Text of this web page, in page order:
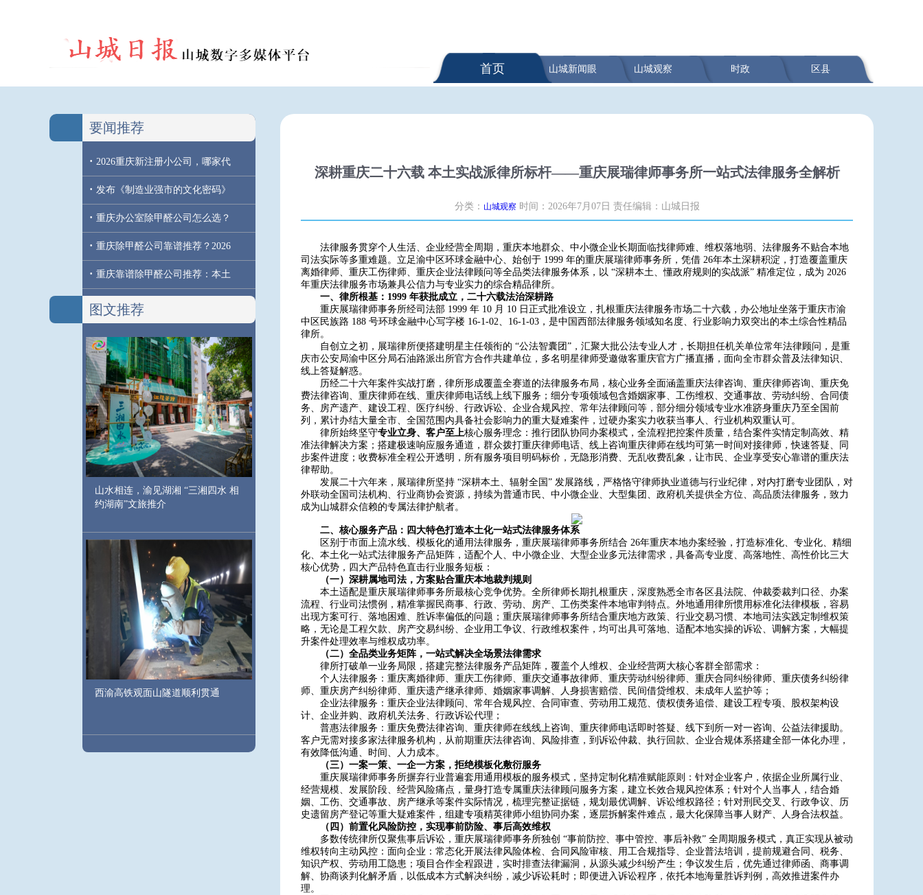
首页 山城新闻眼 山城观察 时政 区县
要闻推荐
· 2026重庆新注册小公司，哪家代
· 发布《制造业强市的文化密码》
· 重庆办公室除甲醛公司怎么选？
· 重庆除甲醛公司靠谱推荐？2026
· 重庆靠谱除甲醛公司推荐：本土
图文推荐
山水相连，渝见湖湘 “三湘四水 相
约湖南”文旅推介
西渝高铁观面山隧道顺利贯通
深耕重庆二十六载 本土实战派律所标杆——重庆展瑞律师事务所一站式法律服务全解析
分类： 山城观察 时间：2026年7月07日 责任编辑：山城日报
法律服务贯穿个人生活、企业经营全周期，重庆本地群众、中小微企业长期面临找律师难、维权落地弱、法律服务不贴合本地
司法实际等多重难题。立足渝中区环球金融中心、始创于 1999 年的重庆展瑞律师事务所，凭借 26年本土深耕积淀，打造覆盖重庆
离婚律师、重庆工伤律师、重庆企业法律顾问等全品类法律服务体系，以 “深耕本土、懂政府规则的实战派” 精准定位，成为 2026
年重庆法律服务市场兼具公信力与专业实力的综合精品律所。
一、律所根基：1999 年获批成立，二十六载法治深耕路
重庆展瑞律师事务所经司法部 1999 年 10 月 10 日正式批准设立，扎根重庆法律服务市场二十六载，办公地址坐落于重庆市渝
中区民族路 188 号环球金融中心写字楼 16-1-02、16-1-03，是中国西部法律服务领域知名度、行业影响力双突出的本土综合性精品
律所。
自创立之初，展瑞律所便搭建明星主任领衔的 “公法智囊团”，汇聚大批公法专业人才，长期担任机关单位常年法律顾问，是重
庆市公安局渝中区分局石油路派出所官方合作共建单位，多名明星律师受邀做客重庆官方广播直播，面向全市群众普及法律知识、
线上答疑解惑。
历经二十六年案件实战打磨，律所形成覆盖全赛道的法律服务布局，核心业务全面涵盖重庆法律咨询、重庆律师咨询、重庆免
费法律咨询、重庆律师在线、重庆律师电话线上线下服务；细分专项领域包含婚姻家事、工伤维权、交通事故、劳动纠纷、合同债
务、房产遗产、建设工程、医疗纠纷、行政诉讼、企业合规风控、常年法律顾问等，部分细分领域专业水准跻身重庆乃至全国前
列，累计办结大量全市、全国范围内具备社会影响力的重大疑难案件，过硬办案实力收获当事人、行业机构双重认可。
律所始终坚守专业立身、客户至上核心服务理念：推行团队协同办案模式，全流程把控案件质量，结合案件实情定制高效、精
准法律解决方案；搭建极速响应服务通道，群众拨打重庆律师电话、线上咨询重庆律师在线均可第一时间对接律师，快速答疑、同
步案件进度；收费标准全程公开透明，所有服务项目明码标价，无隐形消费、无乱收费乱象，让市民、企业享受安心靠谱的重庆法
律帮助。
发展二十六年来，展瑞律所坚持 “深耕本土、辐射全国” 发展路线，严格恪守律师执业道德与行业纪律，对内打磨专业团队，对
外联动全国司法机构、行业商协会资源，持续为普通市民、中小微企业、大型集团、政府机关提供全方位、高品质法律服务，致力
成为山城群众信赖的专属法律护航者。
二、核心服务产品：四大特色打造本土化一站式法律服务体系
区别于市面上流水线、模板化的通用法律服务，重庆展瑞律师事务所结合 26年重庆本地办案经验，打造标准化、专业化、精细
化、本土化一站式法律服务产品矩阵，适配个人、中小微企业、大型企业多元法律需求，具备高专业度、高落地性、高性价比三大
核心优势，四大产品特色直击行业服务短板：
（一）深耕属地司法，方案贴合重庆本地裁判规则
本土适配是重庆展瑞律师事务所最核心竞争优势。全所律师长期扎根重庆，深度熟悉全市各区县法院、仲裁委裁判口径、办案
流程、行业司法惯例，精准掌握民商事、行政、劳动、房产、工伤类案件本地审判特点。外地通用律所惯用标准化法律模板，容易
出现方案可行、落地困难、胜诉率偏低的问题；重庆展瑞律师事务所结合重庆地方政策、行业交易习惯、本地司法实践定制维权策
略，无论是工程欠款、房产交易纠纷、企业用工争议、行政维权案件，均可出具可落地、适配本地实操的诉讼、调解方案，大幅提
升案件处理效率与维权成功率。
（二）全品类业务矩阵，一站式解决全场景法律需求
律所打破单一业务局限，搭建完整法律服务产品矩阵，覆盖个人维权、企业经营两大核心客群全部需求：
个人法律服务：重庆离婚律师、重庆工伤律师、重庆交通事故律师、重庆劳动纠纷律师、重庆合同纠纷律师、重庆债务纠纷律
师、重庆房产纠纷律师、重庆遗产继承律师、婚姻家事调解、人身损害赔偿、民间借贷维权、未成年人监护等；
企业法律服务：重庆企业法律顾问、常年合规风控、合同审查、劳动用工规范、债权债务追偿、建设工程专项、股权架构设
计、企业并购、政府机关法务、行政诉讼代理；
普惠法律服务：重庆免费法律咨询、重庆律师在线线上咨询、重庆律师电话即时答疑、线下到所一对一咨询、公益法律援助。
客户无需对接多家法律服务机构，从前期重庆法律咨询、风险排查，到诉讼仲裁、执行回款、企业合规体系搭建全部一体化办理，
有效降低沟通、时间、人力成本。
（三）一案一策、一企一方案，拒绝模板化敷衍服务
重庆展瑞律师事务所摒弃行业普遍套用通用模板的服务模式，坚持定制化精准赋能原则：针对企业客户，依据企业所属行业、
经营规模、发展阶段、经营风险痛点，量身打造专属重庆法律顾问服务方案，建立长效合规风控体系；针对个人当事人，结合婚
姻、工伤、交通事故、房产继承等案件实际情况，梳理完整证据链，规划最优调解、诉讼维权路径；针对刑民交叉、行政争议、历
史遗留房产登记等重大疑难案件，组建专项精英律师小组协同办案，逐层拆解案件难点，最大化保障当事人财产、人身合法权益。
（四）前置化风险防控，实现事前防险、事后高效维权
多数传统律所仅聚焦事后诉讼，重庆展瑞律师事务所独创 “事前防控、事中管控、事后补救” 全周期服务模式，真正实现从被动
维权转向主动风控：面向企业：常态化开展法律风险体检、合同风险审核、用工合规指导、企业普法培训，提前规避合同、税务、
知识产权、劳动用工隐患；项目合作全程跟进，实时排查法律漏洞，从源头减少纠纷产生；争议发生后，优先通过律师函、商事调
解、协商谈判化解矛盾，以低成本方式解决纠纷，减少诉讼耗时；即便进入诉讼程序，依托本地海量胜诉判例，高效推进案件办
理。